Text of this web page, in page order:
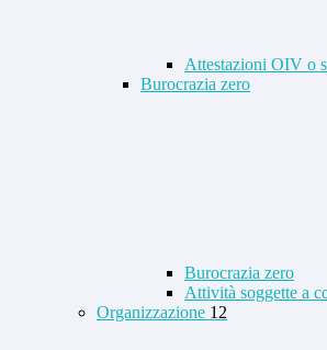
Attestazioni OIV o
Burocrazia zero
Burocrazia zero
Attività soggette a
Organizzazione 12